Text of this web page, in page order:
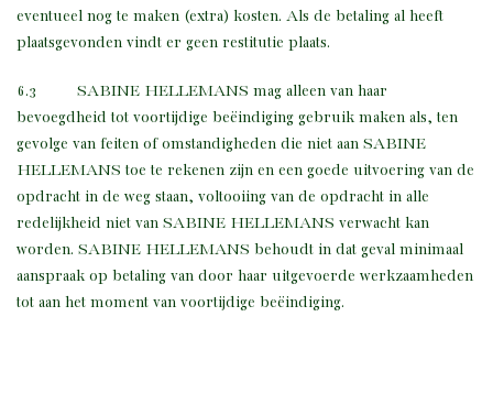
eventueel nog te maken (extra) kosten. Als de betaling al heeft
plaatsgevonden vindt er geen restitutie plaats.
6.3 SABINE HELLEMANS mag alleen van haar
bevoegdheid tot voortijdige beëindiging gebruik maken als, ten
gevolge van feiten of omstandigheden die niet aan SABINE
HELLEMANS toe te rekenen zijn en een goede uitvoering van de
opdracht in de weg staan, voltooiing van de opdracht in alle
redelijkheid niet van SABINE HELLEMANS verwacht kan
worden. SABINE HELLEMANS behoudt in dat geval minimaal
aanspraak op betaling van door haar uitgevoerde werkzaamheden
tot aan het moment van voortijdige beëindiging.